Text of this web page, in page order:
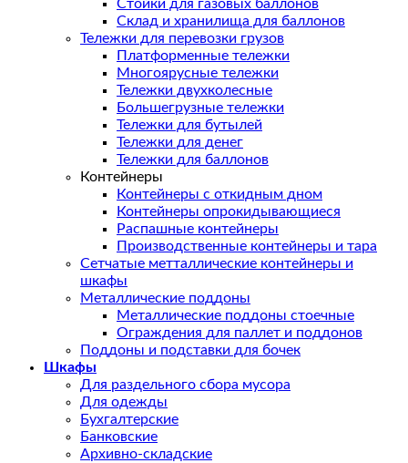
Стойки для газовых баллонов
Склад и хранилища для баллонов
Тележки для перевозки грузов
Платформенные тележки
Многоярусные тележки
Тележки двухколесные
Большегрузные тележки
Тележки для бутылей
Тележки для денег
Тележки для баллонов
Контейнеры
Контейнеры с откидным дном
Контейнеры опрокидывающиеся
Распашные контейнеры
Производственные контейнеры и тара
Сетчатые метталлические контейнеры и
шкафы
Металлические поддоны
Металлические поддоны стоечные
Ограждения для паллет и поддонов
Поддоны и подставки для бочек
Шкафы
Для раздельного сбора мусора
Для одежды
Бухгалтерские
Банковские
Архивно-складские